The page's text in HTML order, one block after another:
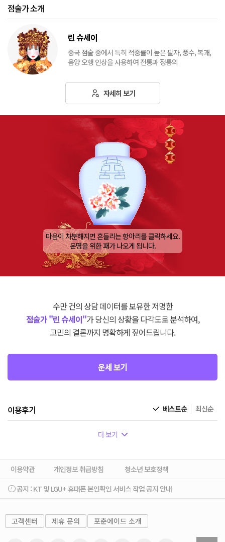
점술가 소개
린 슈세이
중국 점술 중에서 특히 적중률이 높은 팔자, 풍수, 복괘,
음양 오행 인상을 사용하여 전통과 정통의
자세히 보기
마음이 차분해지면 흔들리는 항아리를 클릭하세요.
운명을 위한 패가 나오게 됩니다.
수만 건의 상담 데이터를 보유한 저명한
점술가 "린 슈세이"가 당신의 상황을 다각도로 분석하여,
고민의 결론까지 명확하게 짚어드립니다.
운세 보기
이용후기 베스트순 최신순
더 보기
이용약관 개인정보 취급방침
청소년 보호정책
공지 : KT 및 LGU+ 휴대폰 본인확인 서비스 작업 공지 안내
고객센터 제휴 문의 포춘에이드 소개